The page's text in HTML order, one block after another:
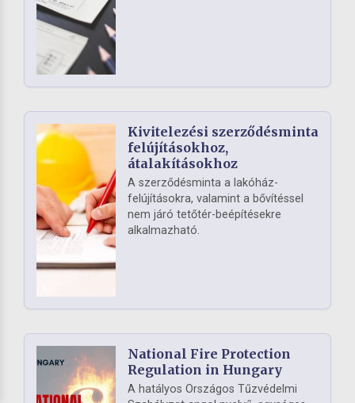
Kivitelezési szerződésminta
felújításokhoz,
átalakításokhoz
A szerződésminta a lakóház-
felújításokra, valamint a bővítéssel
nem járó tetőtér-beépítésekre
alkalmazható.
National Fire Protection
Regulation in Hungary
A hatályos Országos Tűzvédelmi